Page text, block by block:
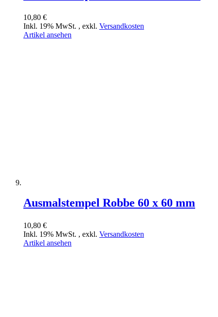
10,80 €
Inkl. 19% MwSt. , exkl. Versandkosten
Artikel ansehen
Ausmalstempel Robbe 60 x 60 mm
10,80 €
Inkl. 19% MwSt. , exkl. Versandkosten
Artikel ansehen